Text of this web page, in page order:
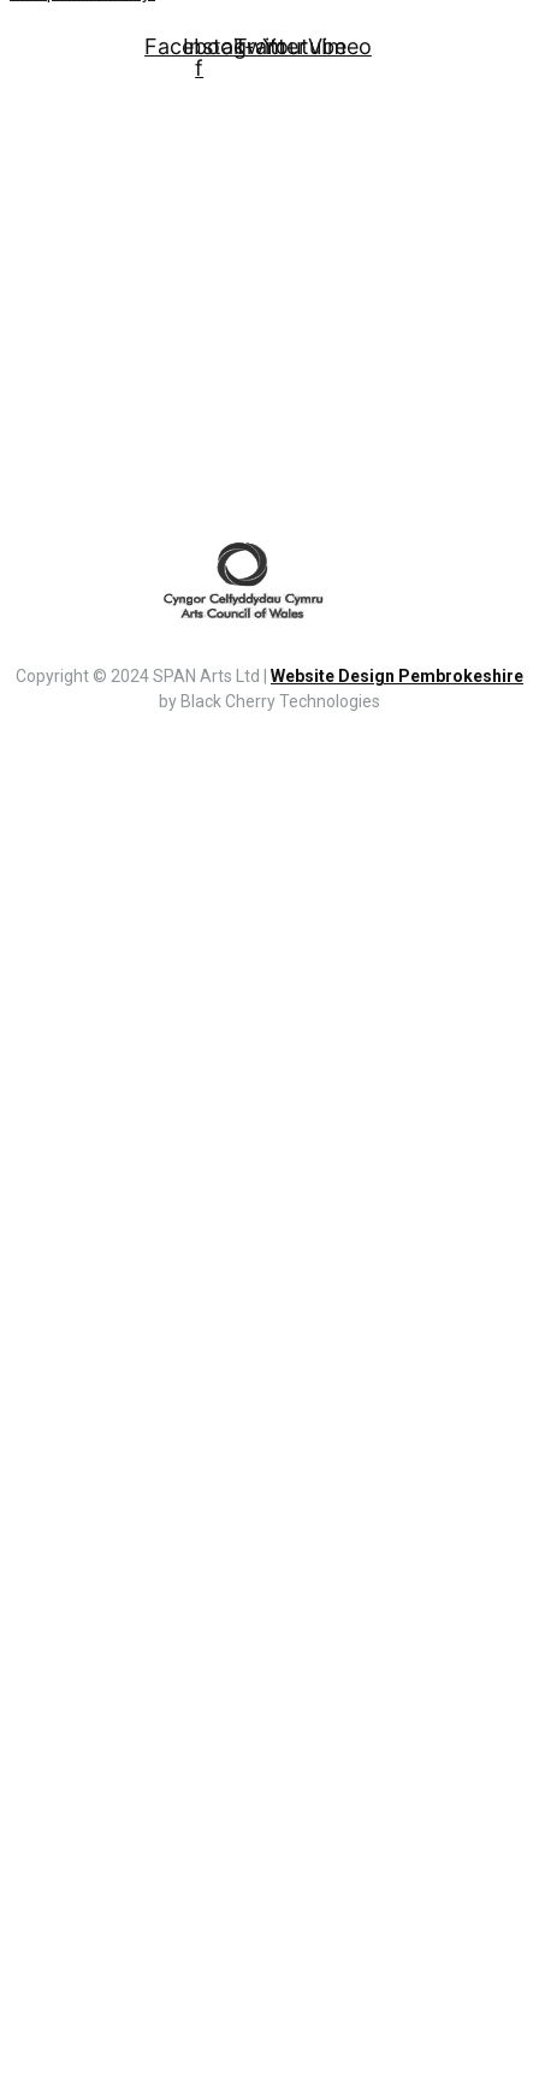
Facebook-
f
Instagram
Twitter
Youtube
Vimeo
Copyright © 2024 SPAN Arts Ltd | Website Design Pembrokeshire
by Black Cherry Technologies